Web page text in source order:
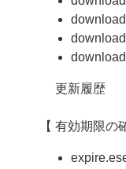
更新履歴
【 有効期限の